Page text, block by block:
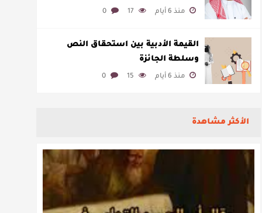
لمخاطبة العالم.
منذ 6 أيام 17
0
القيمة الأدبية بين استحقاق النص
وسلطة الجائزة
منذ 6 أيام 15
0
الأكثر مشاهدة